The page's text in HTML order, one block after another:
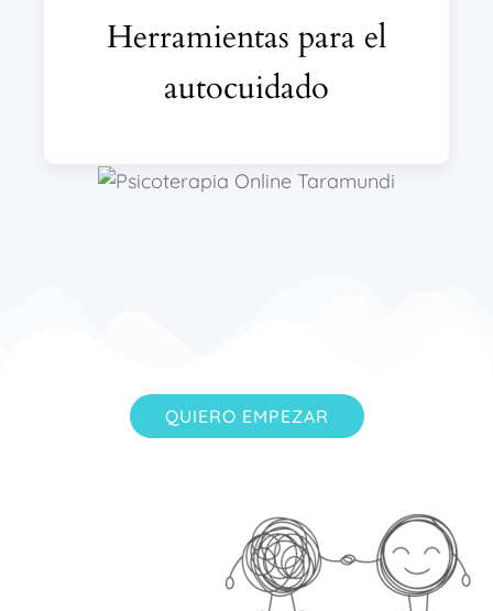
Herramientas para el
autocuidado
QUIERO EMPEZAR